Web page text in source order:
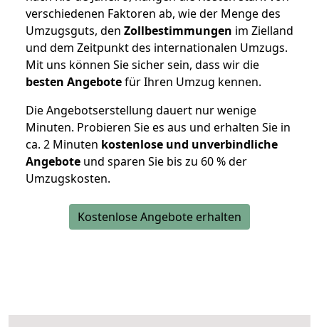
verschiedenen Faktoren ab, wie der Menge des
Umzugsguts, den Zollbestimmungen im Zielland
und dem Zeitpunkt des internationalen Umzugs.
Mit uns können Sie sicher sein, dass wir die
besten Angebotefür Ihren Umzug kennen.
Die Angebotserstellung dauert nur wenige
Minuten. Probieren Sie es aus und erhalten Sie in
ca. 2 Minuten kostenlose und unverbindliche
Angebote und sparen Sie bis zu 60 % der
Umzugskosten.
Kostenlose Angebote erhalten